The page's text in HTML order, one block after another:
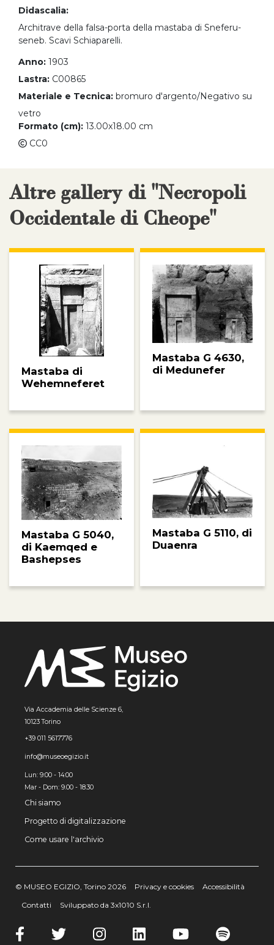
Didascalia:
Architrave della falsa-porta della mastaba di Sneferu-
seneb. Scavi Schiaparelli.
Anno: 1903
Lastra: C00865
Materiale e Tecnica: bromuro d'argento/Negativo su
vetro
Formato (cm): 13.00x18.00 cm
CC0
Altre gallery di "Necropoli
Occidentale di Cheope"
Mastaba di
Wehemneferet
Mastaba G 4630,
di Medunefer
Mastaba G 5040,
di Kaemqed e
Bashepses
Mastaba G 5110, di
Duaenra
Via Accademia delle Scienze 6,
10123 Torino
+39 011 5617776
info@museoegizio.it
Lun: 9:00 - 14:00
Mar - Dom: 9.00 - 18.30
Chi siamo
Progetto di digitalizzazione
Come usare l'archivio
© MUSEO EGIZIO, Torino 2026 Privacy e cookies
Accessibilità
Contatti
Sviluppato da 3x1010 S.r.l.